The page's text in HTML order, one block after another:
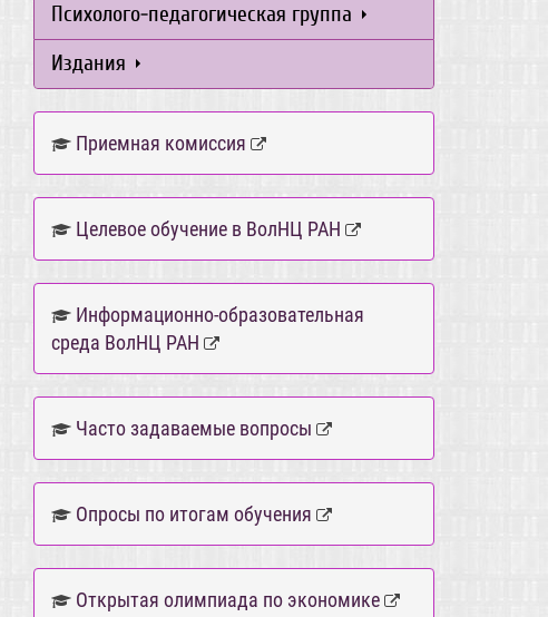
Психолого-педагогическая группа
Издания
Приемная комиссия
Целевое обучение в ВолНЦ РАН
Информационно-образовательная
среда ВолНЦ РАН
Часто задаваемые вопросы
Опросы по итогам обучения
Открытая олимпиада по экономике